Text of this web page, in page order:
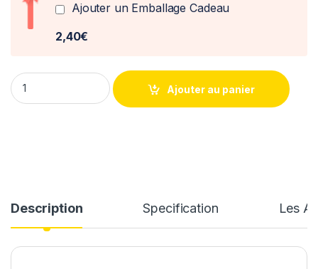
Ajouter un Emballage Cadeau
2,40€
Ferrari F1 SF-24 C.Leclerc Imola 2024 1/43° Burago quantity
Ajouter au panier
Description Specification Les